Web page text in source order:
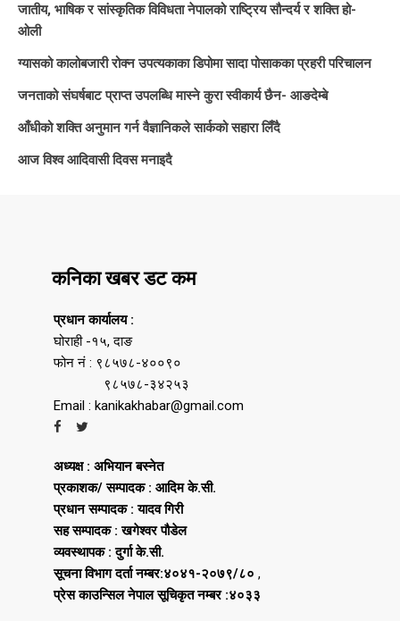
जातीय, भाषिक र सांस्कृतिक विविधता नेपालको राष्ट्रिय सौन्दर्य र शक्ति हो-
ओली
ग्यासको कालोबजारी रोक्न उपत्यकाका डिपोमा सादा पोसाकका प्रहरी परिचालन
जनताको संघर्षबाट प्राप्त उपलब्धि मास्ने कुरा स्वीकार्य छैन- आङदेम्बे
आँधीको शक्ति अनुमान गर्न वैज्ञानिकले सार्कको सहारा लिँदै
आज विश्व आदिवासी दिवस मनाइदै
कनिका खबर डट कम
प्रधान कार्यालय :
घोराही -१५, दाङ
फोन नं : ९८५७८-४००९०
९८५७८-३४२५३
Email : kanikakhabar@gmail.com
अध्यक्ष : अभियान बस्नेत
प्रकाशक/ सम्पादक : आदिम के.सी.
प्रधान सम्पादक : यादव गिरी
सह सम्पादक : खगेश्वर पौडेल
व्यवस्थापक : दुर्गा के.सी.
सूचना विभाग दर्ता नम्बर:४०४१-२०७९/८० ,
प्रेस काउन्सिल नेपाल सूचिकृत नम्बर :४०३३